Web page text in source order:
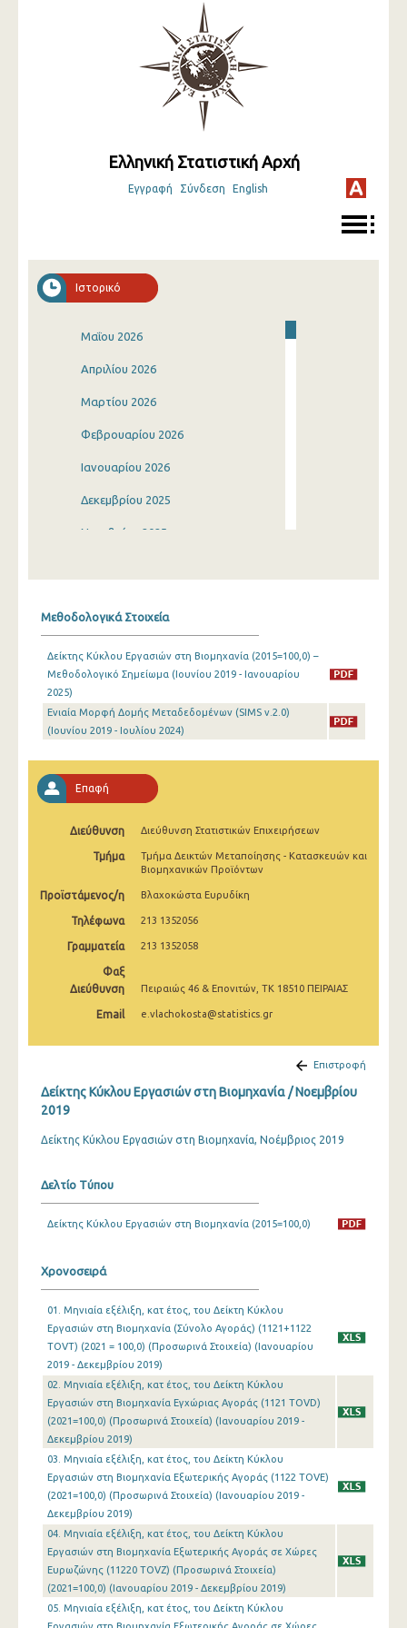
Ελληνική Στατιστική Αρχή
Εγγραφή Σύνδεση English
Ιστορικό
Μαΐου 2026
Απριλίου 2026
Μαρτίου 2026
Φεβρουαρίου 2026
Ιανουαρίου 2026
Δεκεμβρίου 2025
Νοεμβρίου 2025
Ιουλίου 2025
Μαΐου 2025
Απριλίου 2025
Μαρτίου 2025
Φεβρουαρίου 2025
Ιανουαρίου 2025
Δεκεμβρίου 2024
Νοεμβρίου 2024
Σεπτεμβρίου 2024
Ιουνίου 2024
Μαρτίου 2024
Φεβρουαρίου 2024
Νοεμβρίου 2023
Οκτωβρίου 2023
Σεπτεμβρίου 2023
Αυγούστου 2023
Ιουλίου 2023
Ιουνίου 2023
Μαΐου 2023
Απριλίου 2023
Μαρτίου 2023
Φεβρουαρίου 2023
Μεθοδολογικά Στοιχεία
Δείκτης Κύκλου Εργασιών στη Βιομηχανία (2015=100,0) –
Μεθοδολογικό Σημείωμα (Ιουνίου 2019 - Ιανουαρίου
2025)
Ενιαία Μορφή Δομής Μεταδεδομένων (SIMS v.2.0)
(Ιουνίου 2019 - Ιουλίου 2024)
Επαφή
Διεύθυνση Διεύθυνση Στατιστικών Επιχειρήσεων
Τμήμα
Τμήμα Δεικτών Μεταποίησης - Κατασκευών και
Βιομηχανικών Προϊόντων
Προϊστάμενος/η Βλαχοκώστα Ευρυδίκη
Τηλέφωνα 213 1352056
Γραμματεία 213 1352058
Φαξ
Διεύθυνση
Πειραιώς 46 & Επονιτών, ΤΚ 18510 ΠΕΙΡΑΙΑΣ
Email e.vlachokosta@statistics.gr
Επιστροφή
Δείκτης Κύκλου Εργασιών στη Βιομηχανία / Νοεμβρίου
2019
Δείκτης Κύκλου Εργασιών στη Βιομηχανία, Νοέμβριος 2019
Δελτίο Τύπου
Δείκτης Κύκλου Εργασιών στη Βιομηχανία (2015=100,0)
Χρονοσειρά
01. Μηνιαία εξέλιξη, κατ έτος, του Δείκτη Κύκλου
Εργασιών στη Βιομηχανία (Σύνολο Αγοράς) (1121+1122
TOVT) (2021 = 100,0) (Προσωρινά Στοιχεία) (Ιανουαρίου
2019 - Δεκεμβρίου 2019)
02. Μηνιαία εξέλιξη, κατ έτος, του Δείκτη Κύκλου
Εργασιών στη Βιομηχανία Εγχώριας Αγοράς (1121 TOVD)
(2021=100,0) (Προσωρινά Στοιχεία) (Ιανουαρίου 2019 -
Δεκεμβρίου 2019)
03. Μηνιαία εξέλιξη, κατ έτος, του Δείκτη Κύκλου
Εργασιών στη Βιομηχανία Εξωτερικής Αγοράς (1122 TOVE)
(2021=100,0) (Προσωρινά Στοιχεία) (Ιανουαρίου 2019 -
Δεκεμβρίου 2019)
04. Μηνιαία εξέλιξη, κατ έτος, του Δείκτη Κύκλου
Εργασιών στη Βιομηχανία Εξωτερικής Αγοράς σε Χώρες
Ευρωζώνης (11220 TOVZ) (Προσωρινά Στοιχεία)
(2021=100,0) (Ιανουαρίου 2019 - Δεκεμβρίου 2019)
05. Μηνιαία εξέλιξη, κατ έτος, του Δείκτη Κύκλου